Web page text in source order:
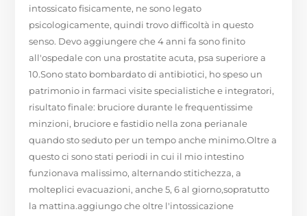
intossicato fisicamente, ne sono legato
psicologicamente, quindi trovo difficoltà in questo
senso. Devo aggiungere che 4 anni fa sono finito
all'ospedale con una prostatite acuta, psa superiore a
10.Sono stato bombardato di antibiotici, ho speso un
patrimonio in farmaci visite specialistiche e integratori,
risultato finale: bruciore durante le frequentissime
minzioni, bruciore e fastidio nella zona perianale
quando sto seduto per un tempo anche minimo.Oltre a
questo ci sono stati periodi in cui il mio intestino
funzionava malissimo, alternando stitichezza, a
molteplici evacuazioni, anche 5, 6 al giorno,sopratutto
la mattina.aggiungo che oltre l'intossicazione